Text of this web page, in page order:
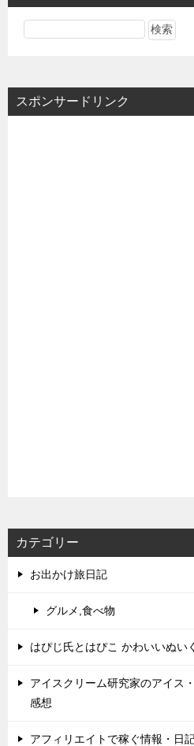
スポンサードリンク
カテゴリー
お出かけ旅日記
グルメ,食べ物
はぴじ氏とはぴこ かわいいぬい
アイスクリーム研究家のアイス
感想
アフィリエイトで稼ぐ情報・日